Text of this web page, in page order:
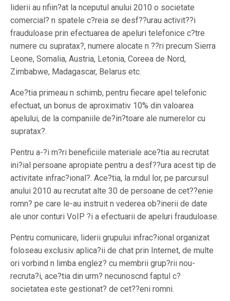
liderii au nfiin?at la nceputul anului 2010 o societate
comercial? n spatele c?reia se desf??urau activit??i
frauduloase prin efectuarea de apeluri telefonice c?tre
numere cu supratax?, numere alocate n ??ri precum Sierra
Leone, Somalia, Austria, Letonia, Coreea de Nord,
Zimbabwe, Madagascar, Belarus etc.
Ace?tia primeau n schimb, pentru fiecare apel telefonic
efectuat, un bonus de aproximativ 10% din valoarea
apelului, de la companiile de?in?toare ale numerelor cu
supratax?.
Pentru a-?i m?ri beneficiile materiale ace?tia au recrutat
ini?ial persoane apropiate pentru a desf??ura acest tip de
activitate infrac?ional?. Ace?tia, la rndul lor, pe parcursul
anului 2010 au recrutat alte 30 de persoane de cet??enie
romn? pe care le-au instruit n vederea ob?inerii de date
ale unor conturi VoIP ?i a efectuarii de apeluri frauduloase.
Pentru comunicare, liderii grupului infrac?ional organizat
foloseau exclusiv aplica?ii de chat prin Internet, de multe
ori vorbind n limba englez? cu membrii grup?rii nou-
recruta?i, ace?tia din urm? necunoscnd faptul c?
societatea este gestionat? de cet??eni romni.